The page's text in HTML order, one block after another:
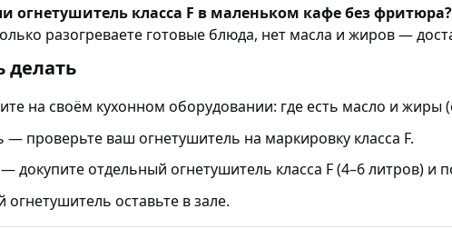
огнетушитель класса F в маленьком кафе без фритюра?
разогреваете готовые блюда, нет масла и жиров —
делать
на своём кухонном оборудовании: где есть масло и
— проверьте ваш огнетушитель на маркировку класса F.
докупите отдельный огнетушитель класса F (4–6 литров) и
оставьте в зале.